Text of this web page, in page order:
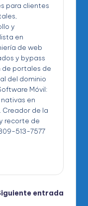
para clientes
y
en
de web
y bypass
portales de
del dominio
Móvil:
en
Creador de la
recorte de
513-7577
entrada